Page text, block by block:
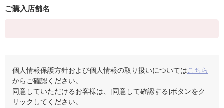
ご購入店舗名
個人情報保護方針および個人情報の取り扱いについては こちら
からご確認ください。
同意していただけるお客様は、[同意して確認する]ボタンをク
リックしてください。